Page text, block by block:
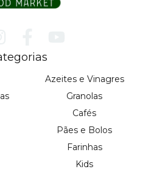
Azeites e Vinagres
Granolas
Cafés
Pães e Bolos
Farinhas
Kids